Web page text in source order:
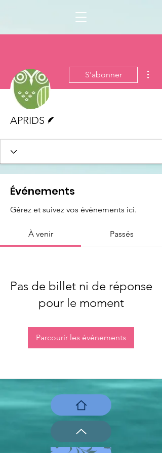
S'abonner
APRIDS
Événements
Gérez et suivez vos événements ici.
À venir Passés
Pas de billet ni de réponse
pour le moment
Parcourir les événements